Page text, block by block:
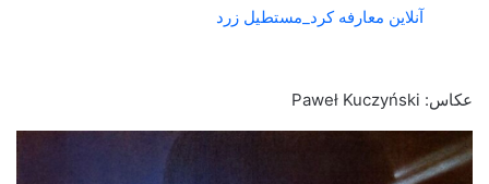
آنلاین معارفه کرد_مستطیل زرد
عکاس: Paweł Kuczyński